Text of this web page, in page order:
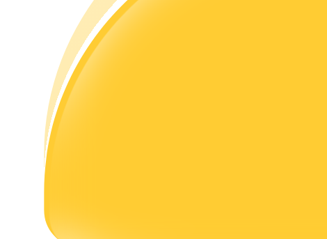
Strategi perdagangan
Pelajari cara untuk tetap menghasilkan keuntungan
Menghasilkan